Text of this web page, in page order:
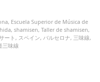
, Escuela Superior de Música de
,shamisen,Taller de shamisen,
ート , スペイン, バルセロナ, 三味線,
三味線